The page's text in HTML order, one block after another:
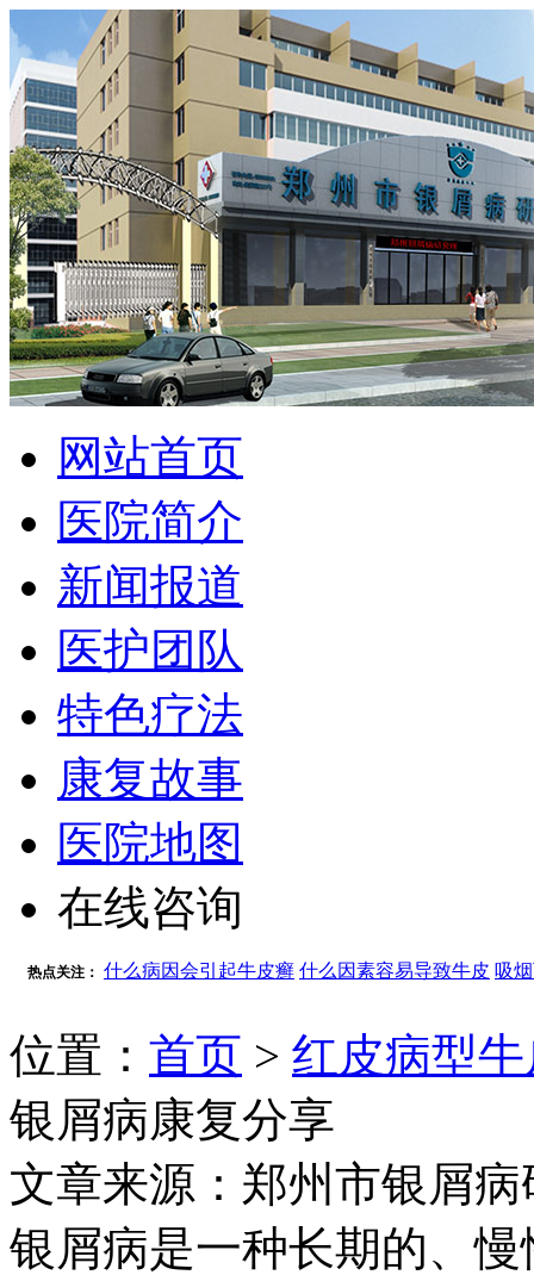
网站首页
医院简介
新闻报道
医护团队
特色疗法
康复故事
医院地图
在线咨询
热点关注： 什么病因会引起牛皮癣 什么因素容易导致牛皮 吸
位置： 首页 > 红皮病型
银屑病康复分享
文章来源：郑州市银屑病
银屑病是一种长期的、